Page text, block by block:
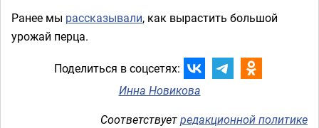
Ранее мы рассказывали, как вырастить большой
урожай перца.
Поделиться в соцсетях:
Инна Новикова
Соответствуетредакционной политике